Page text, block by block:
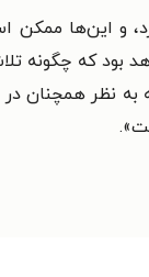
و این‌ها ممکن
بود که چگونه
به نظر همچنان
».